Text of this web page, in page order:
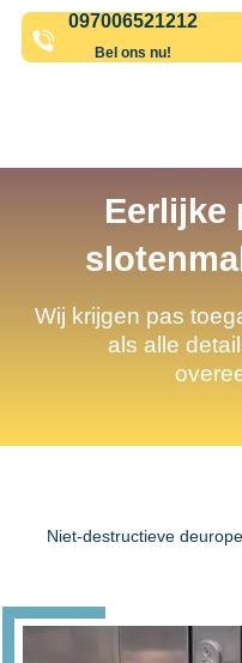
097006521212
Bel ons nu!
Eerlijke
Wij krijgen pas
als alle
Niet-destructieve